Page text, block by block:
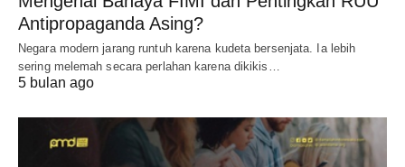
Antipropaganda Asing?
Negara modern jarang runtuh karena kudeta bersenjata. Ia lebih
sering melemah secara perlahan karena dikikis…
5 bulan ago